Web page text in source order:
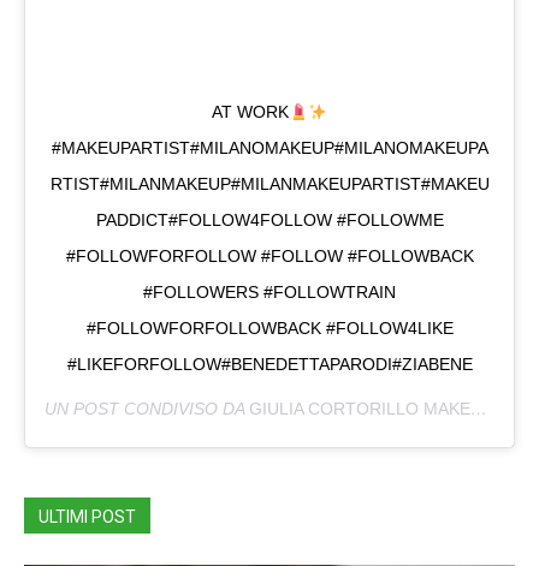
AT WORK
#MAKEUPARTIST#MILANOMAKEUP#MILANOMAKEUPA
RTIST#MILANMAKEUP#MILANMAKEUPARTIST#MAKEU
PADDICT#FOLLOW4FOLLOW #FOLLOWME
#FOLLOWFORFOLLOW #FOLLOW #FOLLOWBACK
#FOLLOWERS #FOLLOWTRAIN
#FOLLOWFORFOLLOWBACK #FOLLOW4LIKE
#LIKEFORFOLLOW#BENEDETTAPARODI#ZIABENE
UN POST CONDIVISO DA GIULIA CORTORILLO MAKEUPARTIST
ULTIMI POST